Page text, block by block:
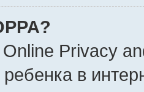
Privacy
в